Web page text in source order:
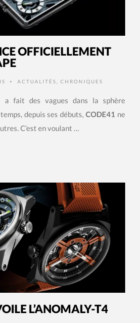
OFFICIELLEMENT
• ACTUALITÉS CHRONIQUES
a fait des vagues dans la sphère
depuis ses débuts,CODE41 ne
C’est en voulant …
L’ANOMALY-T4